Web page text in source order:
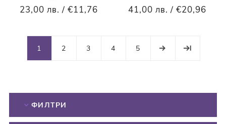
23,00 лв. / €11,76 41,00 лв. / €20,96
1 2 3 4 5
ФИЛТРИ